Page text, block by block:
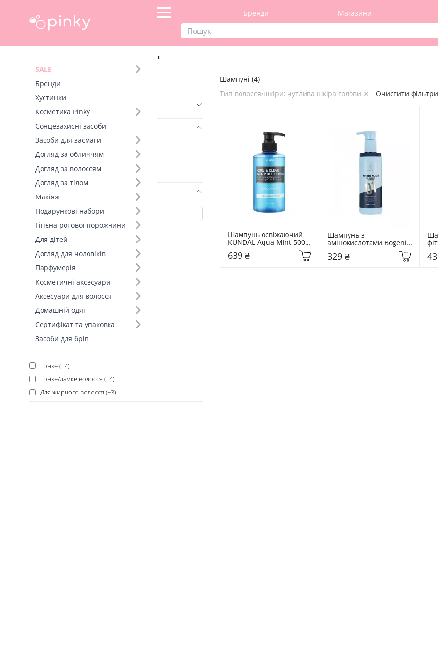
Бренди Магазини
SALE
Бренди
Хустинки
Косметика Pinky
Сонцезахисні засоби
Засоби для засмаги
Догляд за обличчям
Догляд за волоссям
Догляд за тілом
Макіяж
Подарункові набори
Гігієна ротової порожнини
Для дітей
Догляд для чоловіків
Парфумерія
Косметичні аксесуари
Аксесуари для волосся
Домашній одяг
Сертифікат та упаковка
Засоби для брів
Шампуні
Фільтр
Об'єм (Косметика) (3)
500 мл (2)
100 мл (1)
70 мл (1)
Тип волосся/шкіри (27)
Для всіх типів (+58)
Для всіх типів (+29)
Пошкоджене (+20)
Фарбоване (+10)
Сухе, пошкоджене, пористе (+10)
жирна шкіра голови (+10)
суха/нормальна шкіра голови (+5)
Кучеряве волосся (+4)
Тонке (+4)
Тонке/ламке волосся (+4)
Для жирного волосся (+3)
Шампуні (4)
Тип волосся/шкіри: чутлива шкіра голови ✕
Очистити
Шампунь освіжаючий
KUNDAL Aqua Mint 500
639 ₴
Шампунь з
амінокислотами Bogenia
329 ₴